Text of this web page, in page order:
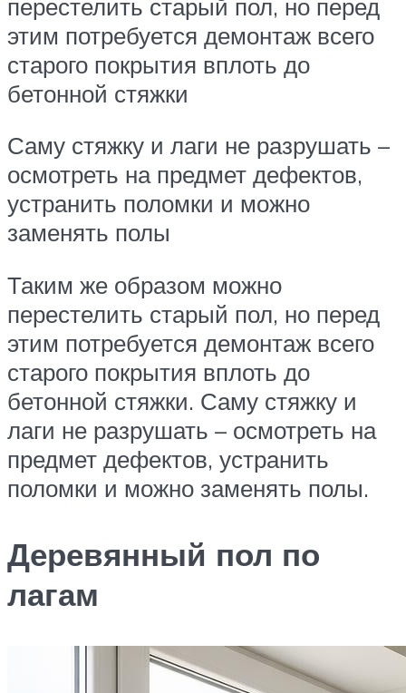
перестелить старый пол, но перед
этим потребуется демонтаж всего
старого покрытия вплоть до
бетонной стяжки
Саму стяжку и лаги не разрушать –
осмотреть на предмет дефектов,
устранить поломки и можно
заменять полы
Таким же образом можно
перестелить старый пол, но перед
этим потребуется демонтаж всего
старого покрытия вплоть до
бетонной стяжки. Саму стяжку и
лаги не разрушать – осмотреть на
предмет дефектов, устранить
поломки и можно заменять полы.
Деревянный пол по
лагам